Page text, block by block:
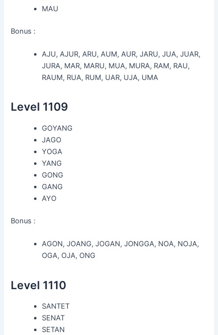
MAU
Bonus :
AJU, AJUR, ARU, AUM, AUR, JARU, JUA, JUAR,
JURA, MAR, MARU, MUA, MURA, RAM, RAU,
RAUM, RUA, RUM, UAR, UJA, UMA
Level 1109
GOYANG
JAGO
YOGA
YANG
GONG
GANG
AYO
Bonus :
AGON, JOANG, JOGAN, JONGGA, NOA, NOJA,
OGA, OJA, ONG
Level 1110
SANTET
SENAT
SETAN